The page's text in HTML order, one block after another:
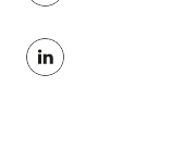
Facebook
sur
Twitter